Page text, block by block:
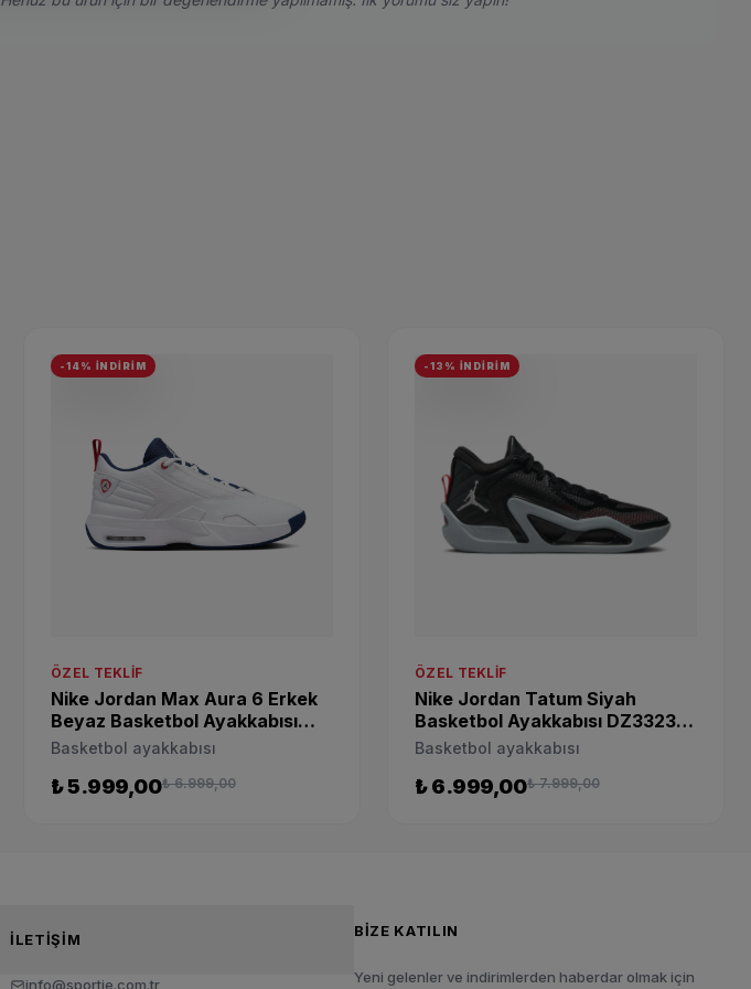
-14% İNDİRİM
ÖZEL TEKLIF
Nike Jordan Max Aura 6 Erkek
Beyaz Basketbol Ayakkabısı
FQ8298-100
Basketbol ayakkabısı
₺ 5.999,00₺ 6.999,00
-13% İNDİRİM
ÖZEL TEKLIF
Nike Jordan Tatum Siyah
Basketbol Ayakkabısı DZ3323-
001
Basketbol ayakkabısı
₺ 6.999,00₺ 7.999,00
İLETIŞIM
info@sportie.com.tr
BIZE KATILIN
Yeni gelenler ve indirimlerden haberdar olmak için